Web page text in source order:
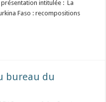
intitulée : La
Faso : recompositions
bureau du